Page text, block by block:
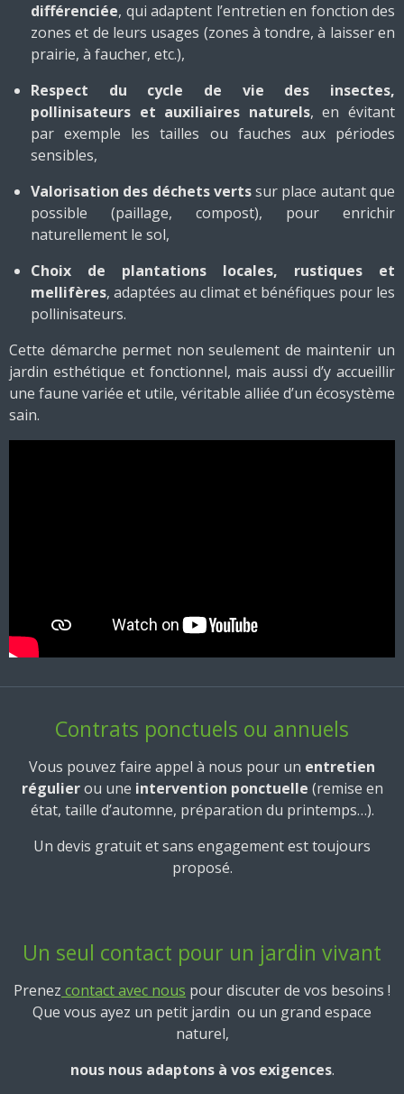
différenciée, qui adaptent l’entretien en fonction des
zones et de leurs usages (zones à tondre, à laisser en
prairie, à faucher, etc.),
Respect du cycle de vie des insectes,
pollinisateurs et auxiliaires naturels, en évitant
par exemple les tailles ou fauches aux périodes
sensibles,
Valorisation des déchets vertssur place autant que
possible (paillage, compost), pour enrichir
naturellement le sol,
Choix de plantations locales, rustiques et
mellifères, adaptées au climat et bénéfiques pour les
pollinisateurs.
Cette démarche permet non seulement de maintenir un
jardin esthétique et fonctionnel, mais aussi d’y accueillir
une faune variée et utile, véritable alliée d’un écosystème
sain.
Contrats ponctuels ou annuels
Vous pouvez faire appel à nous pour un entretien
régulierou une intervention ponctuelle (remise en
état, taille d’automne, préparation du printemps…).
Un devis gratuit et sans engagement est toujours
proposé.
Un seul contact pour un jardin vivant
Prenez contact avec nous pour discuter de vos besoins !
Que vous ayez un petit jardin ou un grand espace
naturel,
nous nous adaptons à vos exigences.